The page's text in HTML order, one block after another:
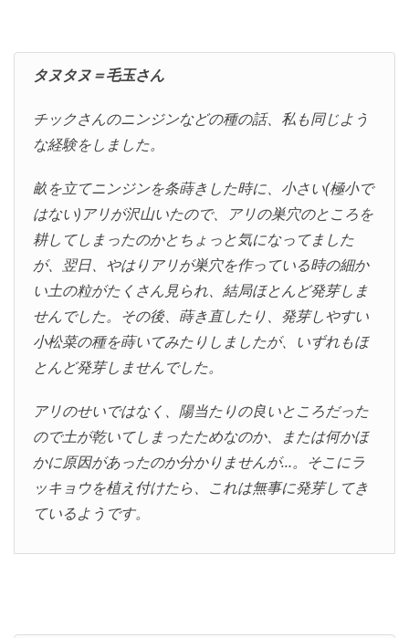
タヌタヌ＝毛玉さん
チックさんのニンジンなどの種の話、私も同じよう
な経験をしました。
畝を立てニンジンを条蒔きした時に、小さい(極小で
はない)アリが沢山いたので、アリの巣穴のところを
耕してしまったのかとちょっと気になってました
が、翌日、やはりアリが巣穴を作っている時の細か
い土の粒がたくさん見られ、結局ほとんど発芽しま
せんでした。その後、蒔き直したり、発芽しやすい
小松菜の種を蒔いてみたりしましたが、いずれもほ
とんど発芽しませんでした。
アリのせいではなく、陽当たりの良いところだった
ので土が乾いてしまったためなのか、または何かほ
かに原因があったのか分かりませんが…。そこにラ
ッキョウを植え付けたら、これは無事に発芽してき
ているようです。